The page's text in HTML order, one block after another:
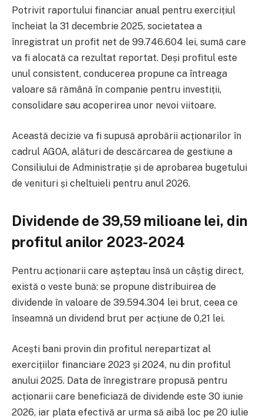
Potrivit raportului financiar anual pentru exercițiul
încheiat la 31 decembrie 2025, societatea a
înregistrat un profit net de 99.746.604 lei, sumă care
va fi alocată ca rezultat reportat. Deși profitul este
unul consistent, conducerea propune ca întreaga
valoare să rămână în companie pentru investiții,
consolidare sau acoperirea unor nevoi viitoare.
Această decizie va fi supusă aprobării acționarilor în
cadrul AGOA, alături de descărcarea de gestiune a
Consiliului de Administrație și de aprobarea bugetului
de venituri și cheltuieli pentru anul 2026.
Dividende de 39,59 milioane lei, din
profitul anilor 2023-2024
Pentru acționarii care așteptau însă un câștig direct,
există o veste bună: se propune distribuirea de
dividende în valoare de 39.594.304 lei brut, ceea ce
înseamnă un dividend brut per acțiune de 0,21 lei.
Acești bani provin din profitul nerepartizat al
exercițiilor financiare 2023 și 2024, nu din profitul
anului 2025. Data de înregistrare propusă pentru
acționarii care beneficiază de dividende este 30 iunie
2026, iar plata efectivă ar urma să aibă loc pe 20 iulie